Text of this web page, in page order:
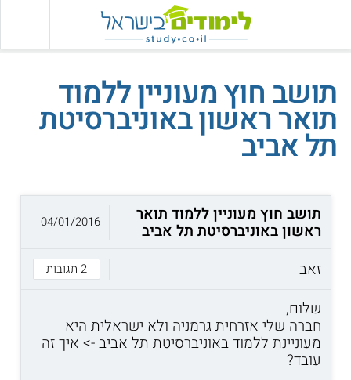
תושב חוץ מעוניין ללמוד
תואר ראשון באוניברסיטת
תל אביב
תושב חוץ מעוניין ללמוד תואר
ראשון באוניברסיטת תל אביב
זאב
2 תגובות
04/01/2016
שלום,
חברה שלי אזרחית גרמניה ולא ישראלית היא
מעוניינת ללמוד באוניברסיטת תל אביב -> איך זה
עובד?